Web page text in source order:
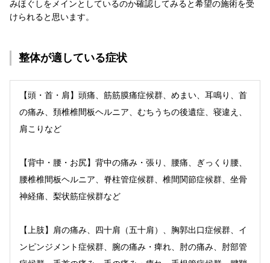
みほぐしをメインとしているのか確認してみると希望の施術を受
けられると思います。
整体が適している症状
【頭・首・肩】頭痛、筋筋膜痛症候群、めまい、耳鳴り、首
の痛み、頚椎椎間板ヘルニア、むちうちの後遺症、寝違え、
肩こりなど
【背中・腰・お尻】背中の痛み・張り、腰痛、ぎっくり腰、
腰椎椎間板ヘルニア、脊柱管症候群、椎間関節症候群、坐骨
神経痛、梨状筋症候群など
【上肢】肩の痛み、四十肩（五十肩）、胸郭出口症候群、イ
ンピンジメント症候群、腕の痛み・痺れ、肘の痛み、肘部管